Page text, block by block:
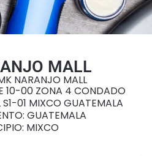
MALL
NARANJO MALL
10-00 ZONA 4 CONDADO
01 MIXCO GUATEMALA
GUATEMALA
MIXCO